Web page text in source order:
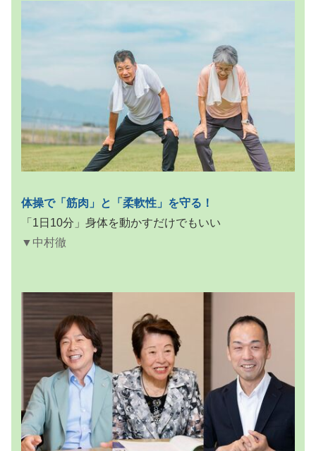
体操で「筋肉」と「柔軟性」を守る！
「1日10分」身体を動かすだけでもいい
▼中村徹